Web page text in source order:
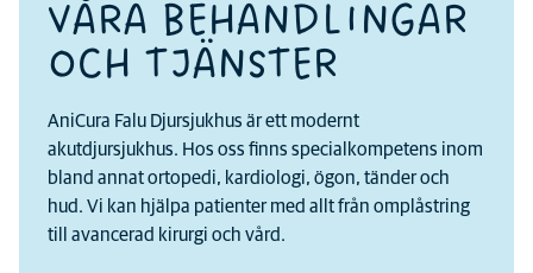
VÅRA BEHANDLINGAR
OCH TJÄNSTER
AniCura Falu Djursjukhus är ett modernt
akutdjursjukhus. Hos oss finns specialkompetens inom
bland annat ortopedi, kardiologi, ögon, tänder och
hud. Vi kan hjälpa patienter med allt från omplåstring
till avancerad kirurgi och vård.